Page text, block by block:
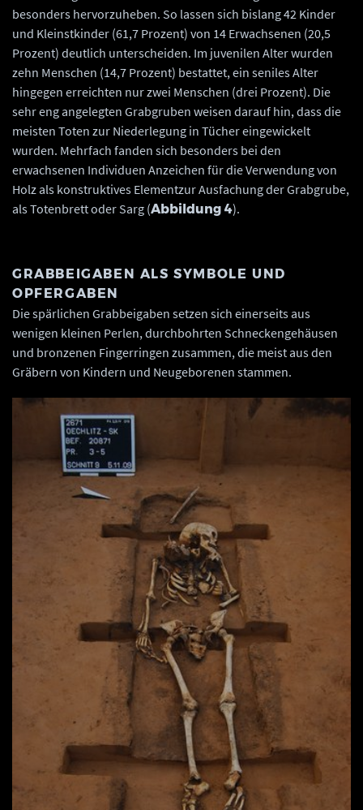
besonders hervorzuheben. So lassen sich bislang 42 Kinder
und Kleinstkinder (61,7 Prozent) von 14 Erwachsenen (20,5
Prozent) deutlich unterscheiden. Im juvenilen Alter wurden
zehn Menschen (14,7 Prozent) bestattet, ein seniles Alter
hingegen erreichten nur zwei Menschen (drei Prozent). Die
sehr eng angelegten Grabgruben weisen darauf hin, dass die
meisten Toten zur Niederlegung in Tücher eingewickelt
wurden. Mehrfach fanden sich besonders bei den
erwachsenen Individuen Anzeichen für die Verwendung von
Holz als konstruktives Elementzur Ausfachung der Grabgrube,
als Totenbrett oder Sarg (Abbildung 4).
GRABBEIGABEN ALS SYMBOLE UND
OPFERGABEN
Die spärlichen Grabbeigaben setzen sich einerseits aus
wenigen kleinen Perlen, durchbohrten Schneckengehäusen
und bronzenen Fingerringen zusammen, die meist aus den
Gräbern von Kindern und Neugeborenen stammen.